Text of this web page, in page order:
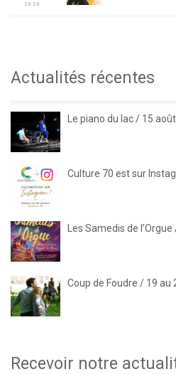
2026
Actualités récentes
Le piano du lac / 15 août
Culture 70 est sur
Les Samedis de
Coup de Foudre / 19 au
Recevoir notre